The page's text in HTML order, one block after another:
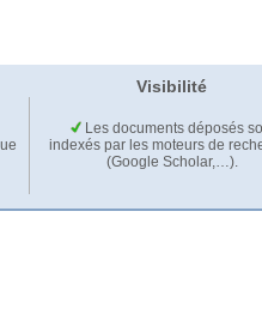
Visibilité
Les documents déposés
indexés par les moteurs de
(Google Scholar,…).